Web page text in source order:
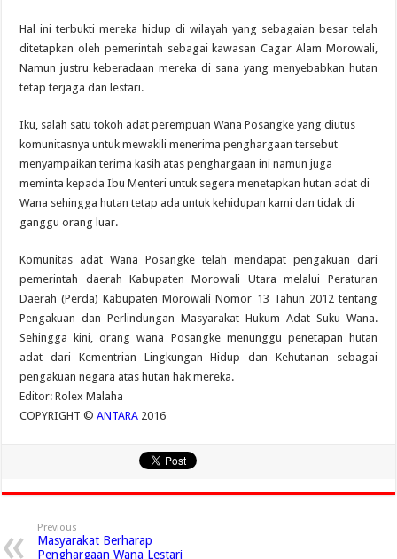
Hal ini terbukti mereka hidup di wilayah yang sebagaian besar telah
ditetapkan oleh pemerintah sebagai kawasan Cagar Alam Morowali,
Namun justru keberadaan mereka di sana yang menyebabkan hutan
tetap terjaga dan lestari.
Iku, salah satu tokoh adat perempuan Wana Posangke yang diutus
komunitasnya untuk mewakili menerima penghargaan tersebut
menyampaikan terima kasih atas penghargaan ini namun juga
meminta kepada Ibu Menteri untuk segera menetapkan hutan adat di
Wana sehingga hutan tetap ada untuk kehidupan kami dan tidak di
ganggu orang luar.
Komunitas adat Wana Posangke telah mendapat pengakuan dari
pemerintah daerah Kabupaten Morowali Utara melalui Peraturan
Daerah (Perda) Kabupaten Morowali Nomor 13 Tahun 2012 tentang
Pengakuan dan Perlindungan Masyarakat Hukum Adat Suku Wana.
Sehingga kini, orang wana Posangke menunggu penetapan hutan
adat dari Kementrian Lingkungan Hidup dan Kehutanan sebagai
pengakuan negara atas hutan hak mereka.
Editor: Rolex Malaha
COPYRIGHT ©ANTARA 2016
Previous
Masyarakat Berharap
Penghargaan Wana Lestari